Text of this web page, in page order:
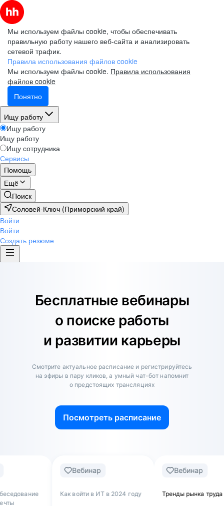
Мы используем файлы cookie, чтобы обеспечивать
правильную работу нашего веб-сайта и анализировать
сетевой трафик.
Правила использования файлов cookie
Мы используем файлы cookie. Правила использования
файлов cookie
Понятно
Ищу работу
Ищу работу
Ищу работу
Ищу сотрудника
Сервисы
Помощь
Ещё
Поиск
Соловей-Ключ (Приморский край)
Войти
Войти
Создать резюме
Бесплатные вебинары
о поиске работы
и развитии карьеры
Смотрите актуальное расписание и регистрируйтесь
на эфиры в пару кликов, а умный чат-бот напомнит
о предстоящих трансляциях
Посмотреть расписание
Как войти в ИТ в 2024 году Тренды рынка труда